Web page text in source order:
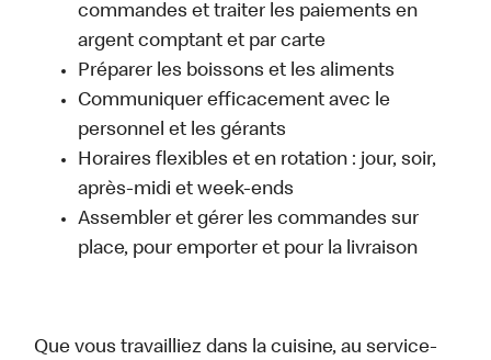
commandes et traiter les paiements en
argent comptant et par carte
Préparer les boissons et les aliments
Communiquer efficacement avec le
personnel et les gérants
Horaires flexibles et en rotation : jour, soir,
après-midi et week-ends
Assembler et gérer les commandes sur
place, pour emporter et pour la livraison
Que vous travailliez dans la cuisine, au service-